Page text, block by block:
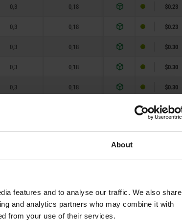
About
features and to analyse our traffic. We also share
and analytics partners who may combine it with
from your use of their services.
0,3 0,18 $0.23
0,3 0,18 $0.23
0,3 0,18 $0.30
0,3 0,18 $0.30
0,3 0,18 $0.30
$0.30
0,45 $0.30
0,45 0,3 $0.30